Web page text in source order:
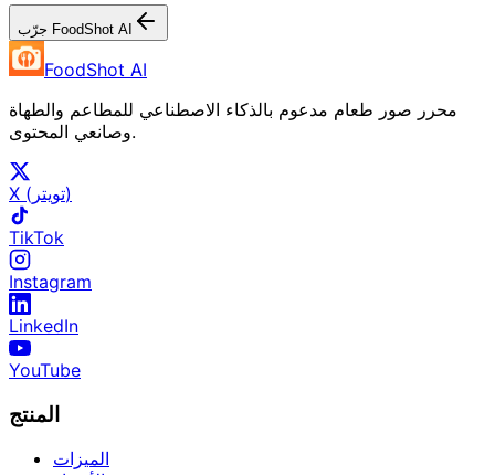
جرّب FoodShot AI
FoodShot AI
محرر صور طعام مدعوم بالذكاء الاصطناعي للمطاعم والطهاة
وصانعي المحتوى.
X (تويتر)
TikTok
Instagram
LinkedIn
YouTube
المنتج
الميزات